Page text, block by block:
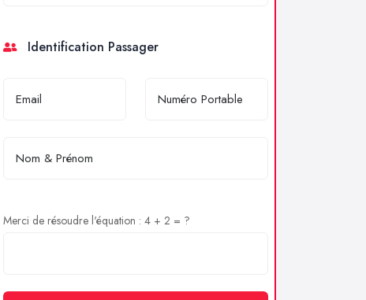
Identification Passager
Merci de résoudre l'équation : 4 + 2 = ?